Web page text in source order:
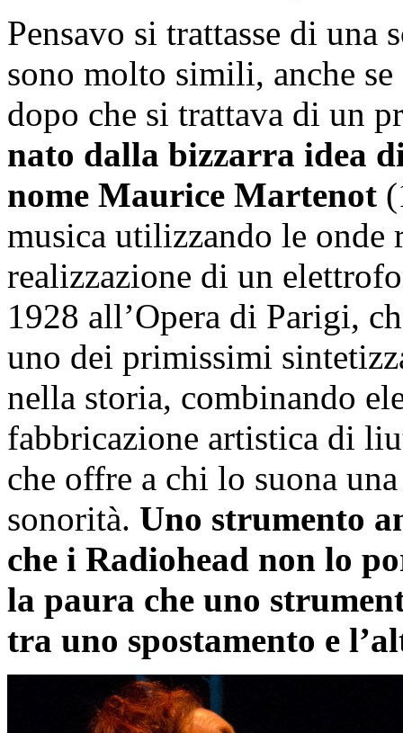
Pensavo si trattasse di
sono molto simili, anche
dopo che si trattava di un
nato dalla bizzarra idea
nome Maurice Martenot
musica utilizzando le onde
realizzazione di un
1928 all’Opera di Parigi,
uno dei primissimi
nella storia, combinando
fabbricazione artistica di
che offre a chi lo suona
sonorità. Uno strumento
che i Radiohead non lo
la paura che uno
tra uno spostamento e